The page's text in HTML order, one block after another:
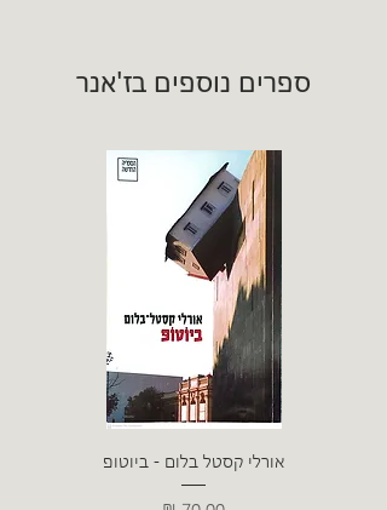
ספרים נוספים בז'אנר
אורלי קסטל בלום - ביוטופ